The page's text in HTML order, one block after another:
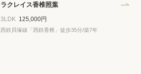
サイトマップ
ラクレイス香椎照葉
3LDK 125,000円
西鉄貝塚線「西鉄香椎」徒歩35分/築7年